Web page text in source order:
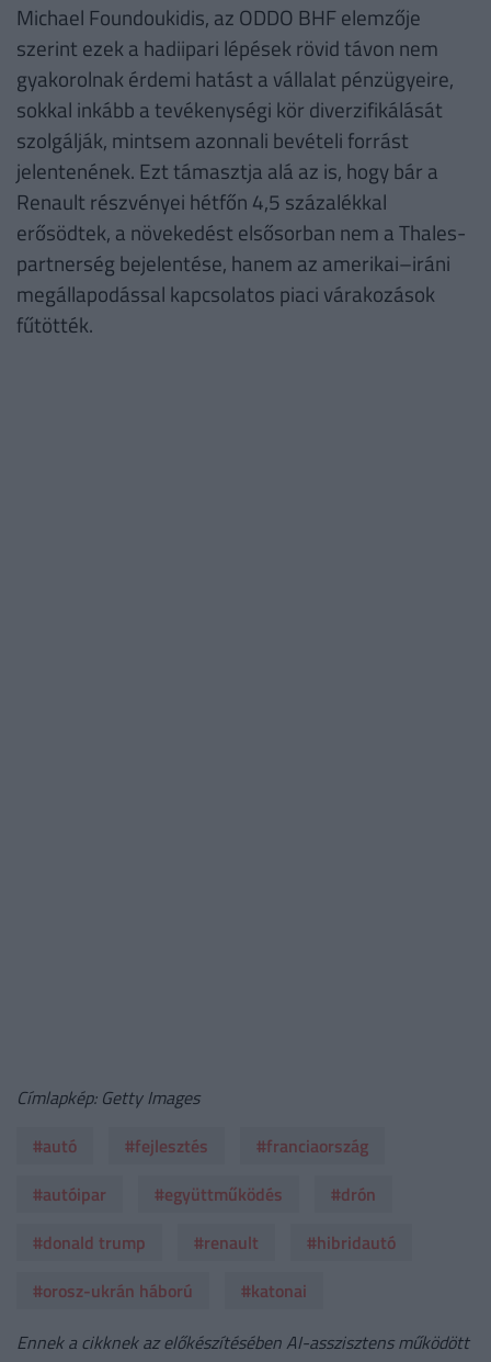
Michael Foundoukidis, az ODDO BHF elemzője
szerint ezek a hadiipari lépések rövid távon nem
gyakorolnak érdemi hatást a vállalat pénzügyeire,
sokkal inkább a tevékenységi kör diverzifikálását
szolgálják, mintsem azonnali bevételi forrást
jelentenének. Ezt támasztja alá az is, hogy bár a
Renault részvényei hétfőn 4,5 százalékkal
erősödtek, a növekedést elsősorban nem a Thales-
partnerség bejelentése, hanem az amerikai–iráni
megállapodással kapcsolatos piaci várakozások
fűtötték.
Címlapkép: Getty Images
#autó
#fejlesztés
#franciaország
#autóipar
#együttműködés
#drón
#donald trump
#renault
#hibridautó
#orosz-ukrán háború
#katonai
Ennek a cikknek az előkészítésében AI-asszisztens működött